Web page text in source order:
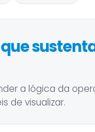
a lógica da
de visualizar.